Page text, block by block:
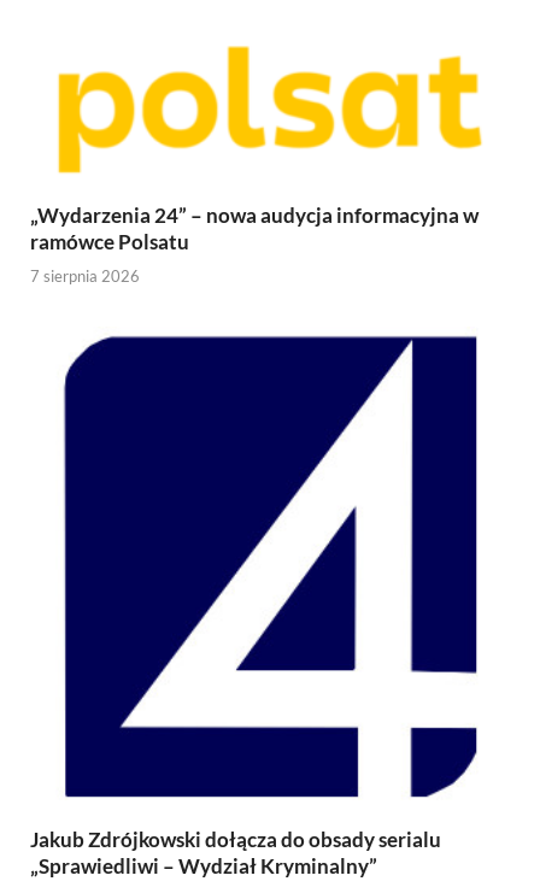
„Wydarzenia 24” – nowa audycja informacyjna w
ramówce Polsatu
7 sierpnia 2026
Jakub Zdrójkowski dołącza do obsady serialu
„Sprawiedliwi – Wydział Kryminalny”